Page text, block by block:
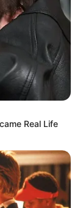
Real Life